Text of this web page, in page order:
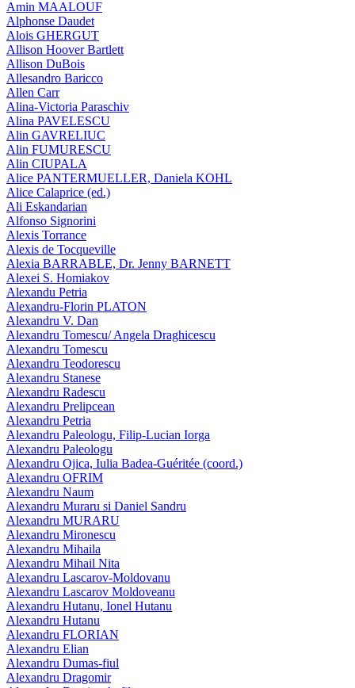
Amin MAALOUF
Alphonse Daudet
Alois GHERGUT
Allison Hoover Bartlett
Allison DuBois
Allesandro Baricco
Allen Carr
Alina-Victoria Paraschiv
Alina PAVELESCU
Alin GAVRELIUC
Alin FUMURESCU
Alin CIUPALA
Alice PANTERMUELLER, Daniela KOHL
Alice Calaprice (ed.)
Ali Eskandarian
Alfonso Signorini
Alexis Torrance
Alexis de Tocqueville
Alexia BARRABLE, Dr. Jenny BARNETT
Alexei S. Homiakov
Alexandu Petria
Alexandru-Florin PLATON
Alexandru V. Dan
Alexandru Tomescu/ Angela Draghicescu
Alexandru Tomescu
Alexandru Teodorescu
Alexandru Stanese
Alexandru Radescu
Alexandru Prelipcean
Alexandru Petria
Alexandru Paleologu, Filip-Lucian Iorga
Alexandru Paleologu
Alexandru Ojica, Iulia Badea-Guéritée (coord.)
Alexandru OFRIM
Alexandru Naum
Alexandru Muraru si Daniel Sandru
Alexandru MURARU
Alexandru Mironescu
Alexandru Mihaila
Alexandru Mihail Nita
Alexandru Lascarov-Moldovanu
Alexandru Lascarov Moldoveanu
Alexandru Hutanu, Ionel Hutanu
Alexandru Hutanu
Alexandru FLORIAN
Alexandru Elian
Alexandru Dumas-fiul
Alexandru Dragomir